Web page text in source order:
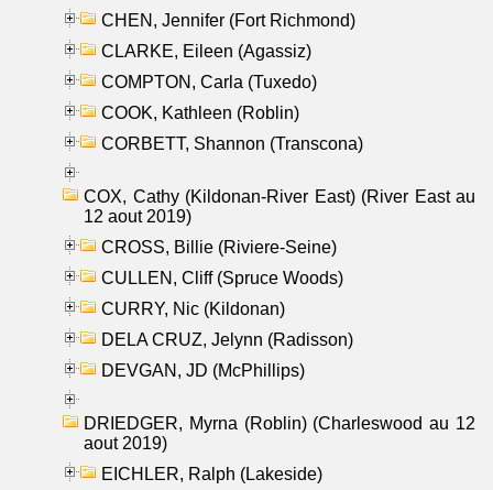
CHEN, Jennifer (Fort Richmond)
CLARKE, Eileen (Agassiz)
COMPTON, Carla (Tuxedo)
COOK, Kathleen (Roblin)
CORBETT, Shannon (Transcona)
COX, Cathy (Kildonan-River East) (River East au
12 aout 2019)
CROSS, Billie (Riviere-Seine)
CULLEN, Cliff (Spruce Woods)
CURRY, Nic (Kildonan)
DELA CRUZ, Jelynn (Radisson)
DEVGAN, JD (McPhillips)
DRIEDGER, Myrna (Roblin) (Charleswood au 12
aout 2019)
EICHLER, Ralph (Lakeside)